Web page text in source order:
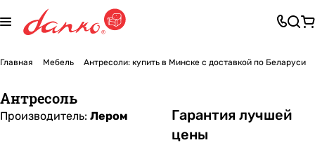
Главная Мебель Антресоли: купить в Минске с доставкой по Беларуси
Антресоль
Производитель: Лером Гарантия лучшей
цены